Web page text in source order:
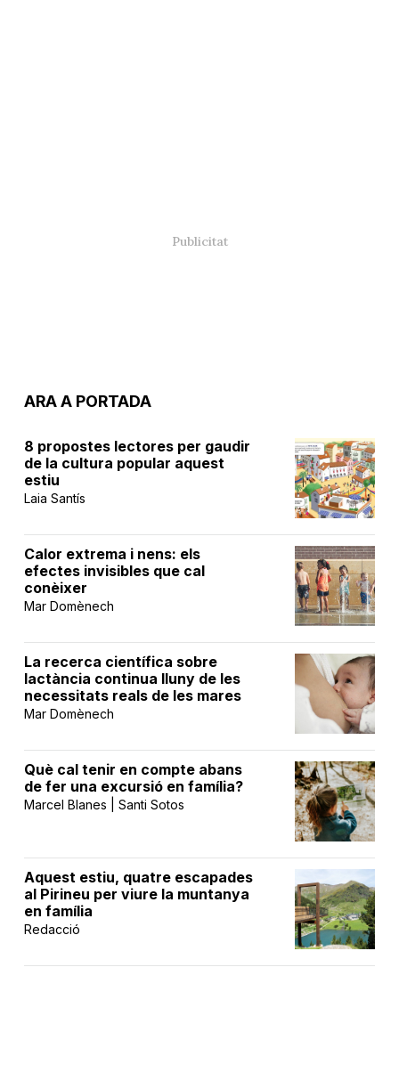
ARA A PORTADA
8 propostes lectores per gaudir
de la cultura popular aquest
estiu
Laia Santís
Calor extrema i nens: els
efectes invisibles que cal
conèixer
Mar Domènech
La recerca científica sobre
lactància continua lluny de les
necessitats reals de les mares
Mar Domènech
Què cal tenir en compte abans
de fer una excursió en família?
Marcel Blanes | Santi Sotos
Aquest estiu, quatre escapades
al Pirineu per viure la muntanya
en família
Redacció